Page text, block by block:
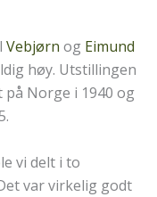
Vebjørn og Eimund
høy. Utstillingen
Norge i 1940 og
vi delt i to
var virkelig godt